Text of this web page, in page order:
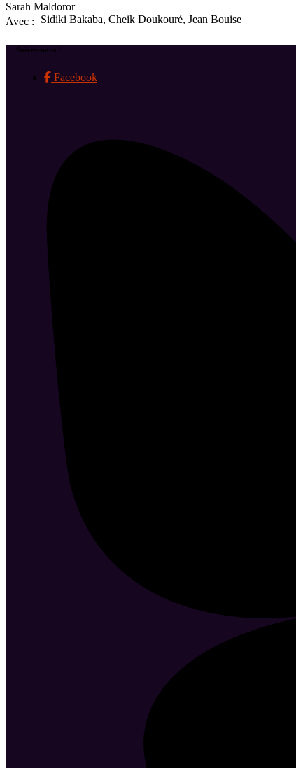
Sarah Maldoror
Avec :
Sidiki Bakaba, Cheik Doukouré, Jean Bouise
Suivez-nous !
Facebook